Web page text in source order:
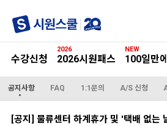
수강신청 2026시원패스
2026
100일만
NEW
공지사항 FAQ 1:1문의 A/S 신청
[공지] 물류센터 하계휴가 및 '택배 없는